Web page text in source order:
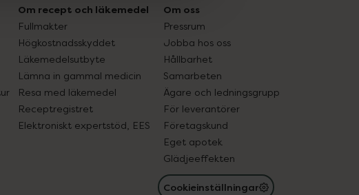
Om recept och läkemedel
Fullmakter
Högkostnadsskyddet
Läkemedelsutbyte
Lämna in gammal medicin
Resa med läkemedel
Receptregistret
Elektroniskt expertstöd, EES
Om oss
Pressrum
Jobba hos oss
Hållbarhet
Samarbeten
Ägare och ledningsgrupp
För leverantörer
Företagskund
Eget apotek
Glädjeeffekten
Cookieinställningar